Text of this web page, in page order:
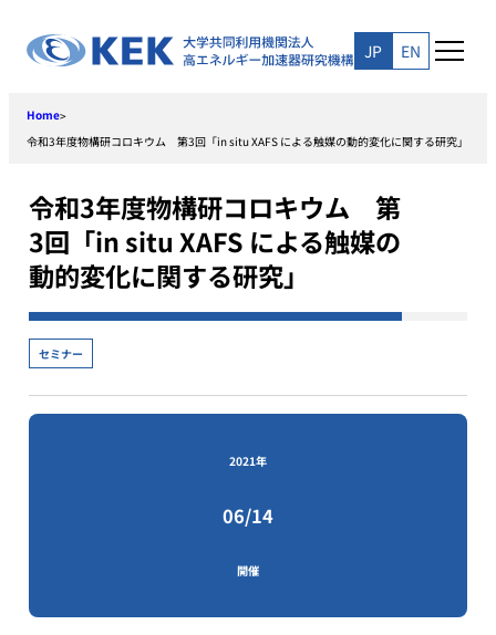
content
JP EN
Home>
令和3年度物構研コロキウム 第3回「in situ XAFS による触媒の動的変化に関する研究」
令和3年度物構研コロキウム 第
3回「in situ XAFS による触媒の
動的変化に関する研究」
セミナー
2021年
06/14
開催